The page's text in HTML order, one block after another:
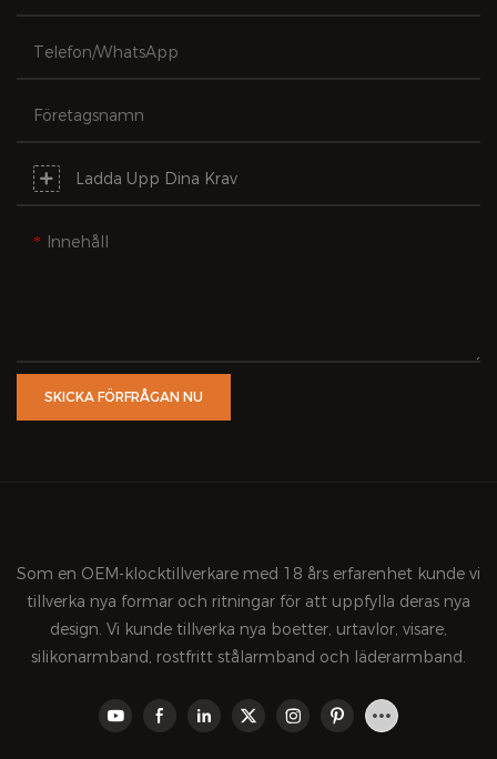
Telefon/whatsApp
Företagsnamn
Ladda Upp Dina Krav
Innehåll
SKICKA FÖRFRÅGAN NU
Som en OEM-klocktillverkare med 18 års erfarenhet kunde vi
tillverka nya formar och ritningar för att uppfylla deras nya
design. Vi kunde tillverka nya boetter, urtavlor, visare,
silikonarmband, rostfritt stålarmband och läderarmband.